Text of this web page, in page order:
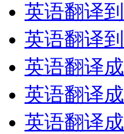
英语翻译
英语翻译
英语翻译
英语翻译
英语翻译